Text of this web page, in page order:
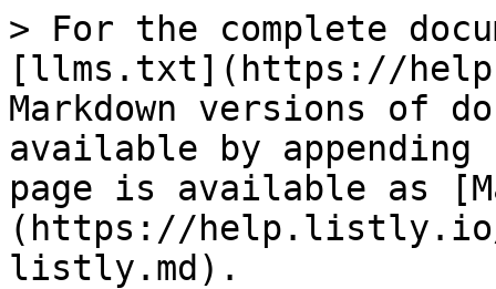
> For the complete
[llms.txt](https://
Markdown versions of
available by
page is available as
(https://help.listly.io/
listly.md).